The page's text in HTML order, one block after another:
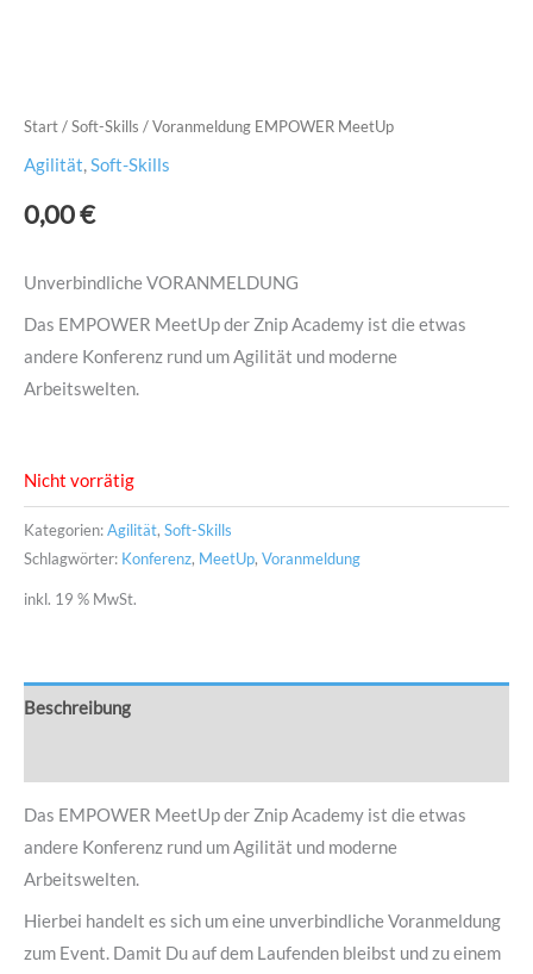
Start/Soft-Skills / Voranmeldung EMPOWER MeetUp
Agilität,Soft-Skills
0,00€
Unverbindliche VORANMELDUNG
Das EMPOWER MeetUp der Znip Academy ist die etwas
andere Konferenz rund um Agilität und moderne
Arbeitswelten.
Nicht vorrätig
Kategorien:Agilität, Soft-Skills
Schlagwörter: Konferenz, MeetUp, Voranmeldung
inkl. 19 % MwSt.
Beschreibung
Das EMPOWER MeetUp der Znip Academy ist die etwas
andere Konferenz rund um Agilität und moderne
Arbeitswelten.
Hierbei handelt es sich um eine unverbindliche Voranmeldung
zum Event. Damit Du auf dem Laufenden bleibst und zu einem